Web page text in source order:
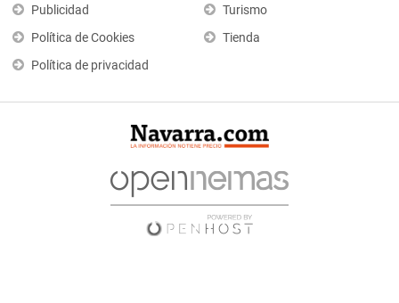
Publicidad
Política de Cookies
Política de privacidad
Turismo
Tienda